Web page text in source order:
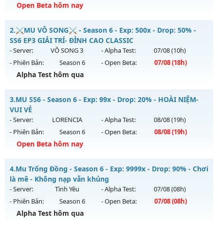
Open Beta hôm nay
Mu SS6.15 Plus - Boss drop 1h/lần, Set tân thủ free
Mu mới ra tháng 08 2026 - Mở máy chủ
ngày 08/08/2626
Exp: 9999x - Drop: 90%
Kiểu reset: Reset In Game
Antihack: Phoenix chống hack mới
2.⚔️MU VÔ SONG⚔️ - Season 6 - Exp: 500x - Drop: 50% -
SS6 EP3 GIẢI TRÍ- ĐỈNH CAO CLASSIC
- Server: VÔ SONG 3 - Alpha Test: 07/08(10h)
- Phiên Bản:
Season 6 - Open Beta: 07/08(18h)
Alpha Test hôm qua
⚔️MU VÔ SONG⚔️ - SS6 EP3 GIẢI TRÍ- ĐỈNH CAO CLASSIC
Mu mới ra tháng 08 2026 - Mở máy chủ
ngày 07/08/2626
Exp: 500x - Drop: 50%
Kiểu reset: Reset In Game
Antihack: MU8X
3.MU SS6 - Season 6 - Exp: 99x - Drop: 20% - HOÀI NIỆM-
VUI VẺ
- Server: LORENCIA - Alpha Test: 08/08(19h)
- Phiên Bản:
Season 6 - Open Beta: 08/08(19h)
Open Beta hôm nay
MU SS6 - HOÀI NIỆM-VUI VẺ
Mu mới ra tháng 08 2026 - Mở máy chủ
ngày 08/08/2626
Exp: 99x - Drop: 20%
Kiểu reset: Non Reset
4.Mu Trống Đồng - Season 6 - Exp: 9999x - Drop: 90% - Chơi
là mê - Không nạp vẫn khủng
- Server: Tình Yêu - Alpha Test: 07/08(08h)
- Phiên Bản:
Season 6 - Open Beta: 07/08(08h)
Alpha Test hôm qua